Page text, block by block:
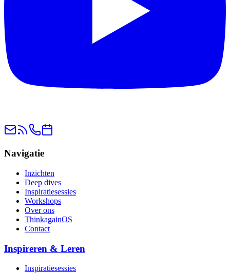
Navigatie
Inzichten
Deep dives
Inspiratiesessies
Workshops
Over ons
ThinkagainOS
Contact
Inspireren & Leren
Inspiratiesessies